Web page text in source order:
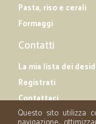
Pasta, riso e cerali
Formaggi
Contatti
La mia lista dei
Registrati
Contattaci
Questo sito utilizza